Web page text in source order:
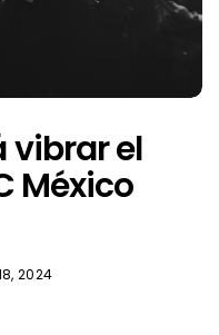
vibrar el
México
2024